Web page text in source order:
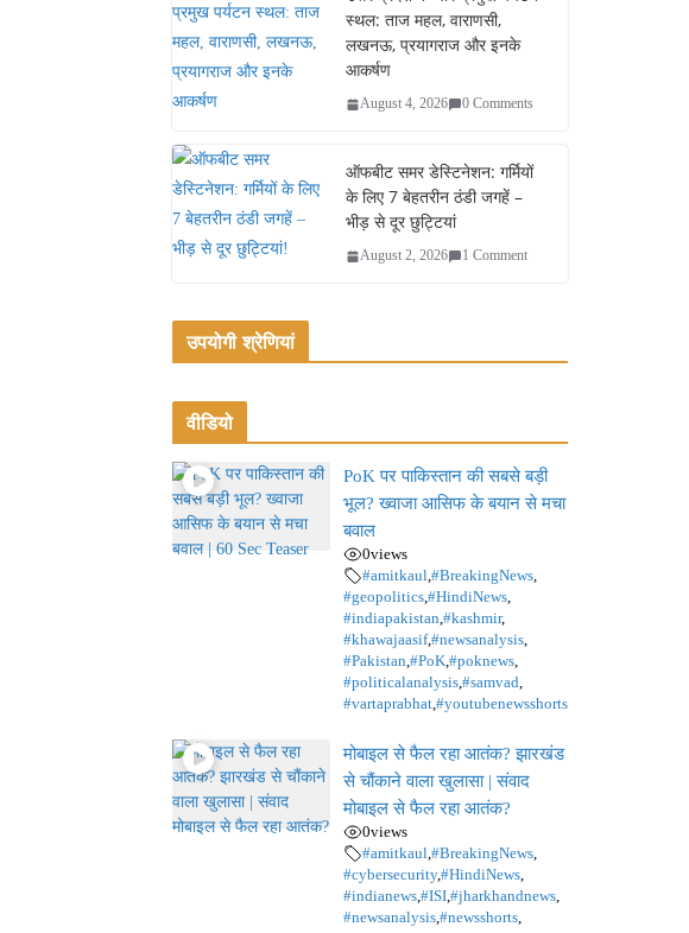
स्थल: ताज महल, वाराणसी,
लखनऊ, प्रयागराज और इनके
आकर्षण
August 4, 2026 0 Comments
ऑफबीट समर डेस्टिनेशन: गर्मियों
के लिए 7 बेहतरीन ठंडी जगहें –
भीड़ से दूर छुट्टियां
August 2, 2026 1 Comment
उपयोगी श्रेणियां
वीडियो
PoK पर पाकिस्तान की सबसे बड़ी
भूल? ख्वाजा आसिफ के बयान से मचा
बवाल
0views
#amitkaul,#BreakingNews,
#geopolitics,#HindiNews,
#indiapakistan,#kashmir,
#khawajaasif,#newsanalysis,
#Pakistan,#PoK,#poknews,
#politicalanalysis,#samvad,
#vartaprabhat,#youtubenewsshorts
मोबाइल से फैल रहा आतंक? झारखंड
से चौंकाने वाला खुलासा | संवाद
मोबाइल से फैल रहा आतंक?
0views
#amitkaul,#BreakingNews,
#cybersecurity,#HindiNews,
#indianews,#ISI,#jharkhandnews,
#newsanalysis,#newsshorts,